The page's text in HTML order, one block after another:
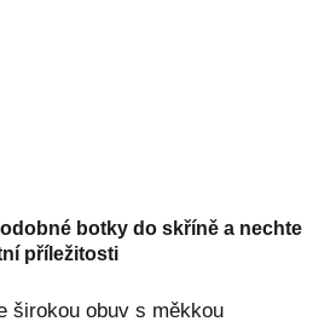
botky do skříně a nechte
příležitosti
širokou obuv s měkkou